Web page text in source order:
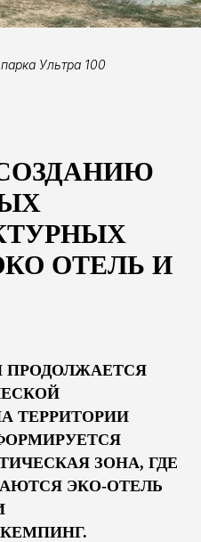
Ультра 100
ОТЕЛЬ И
ПРОДОЛЖАЕТСЯ
ТЕРРИТОРИИ
ЗОНА, ГДЕ
ЭКО-ОТЕЛЬ